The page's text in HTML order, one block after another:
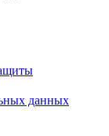
данных